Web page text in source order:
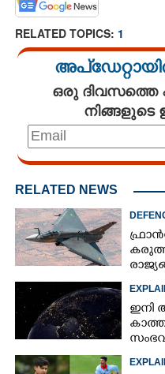
RELATED TOPICS: 1
ഒരു ദിവസത്തെ
RELATED NEWS
ഇനി